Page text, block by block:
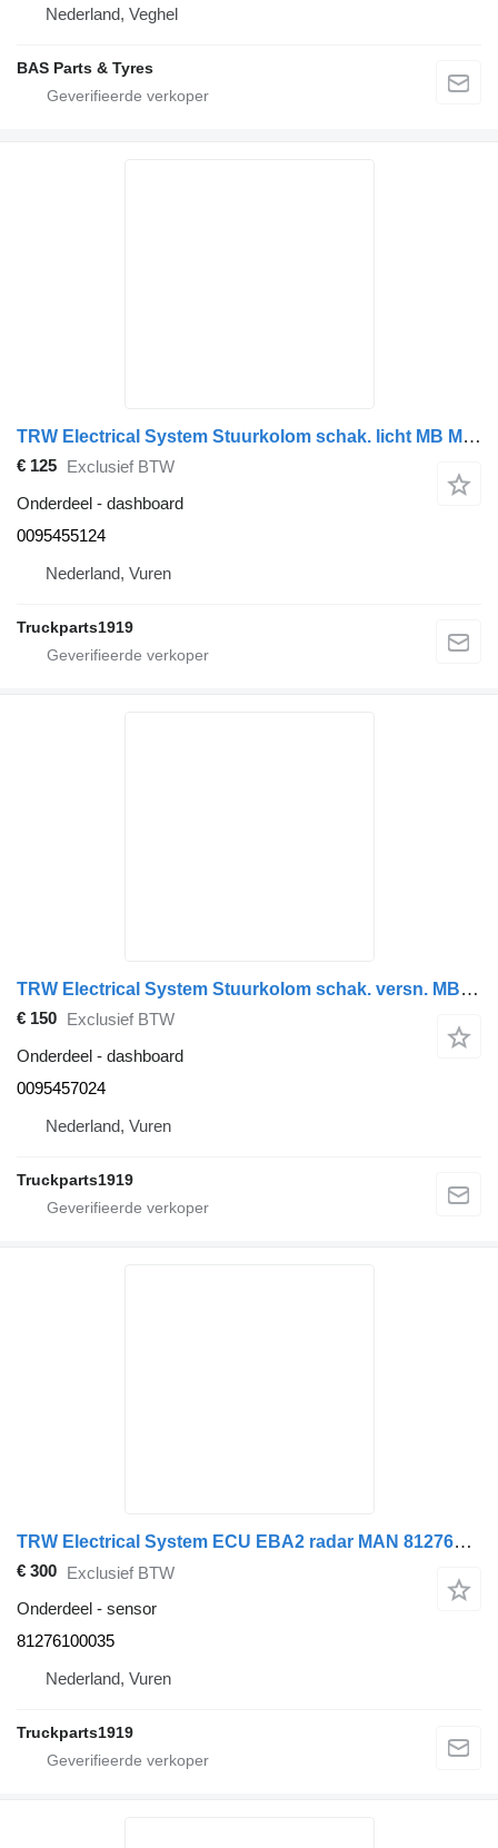
Nederland, Veghel
BAS Parts & Tyres
TRW Electrical System Stuurkolom schak. licht MB MP4 0095455124 dashboard voor vrachtwagen
€ 125 Exclusief BTW
Onderdeel - dashboard
0095455124
Nederland, Vuren
Truckparts1919
TRW Electrical System Stuurkolom schak. versn. MB 0095457024 dashboard voor vrachtwagen
€ 150 Exclusief BTW
Onderdeel - dashboard
0095457024
Nederland, Vuren
Truckparts1919
TRW Electrical System ECU EBA2 radar MAN 81276100035 sensor voor vrachtwagen
€ 300 Exclusief BTW
Onderdeel - sensor
81276100035
Nederland, Vuren
Truckparts1919